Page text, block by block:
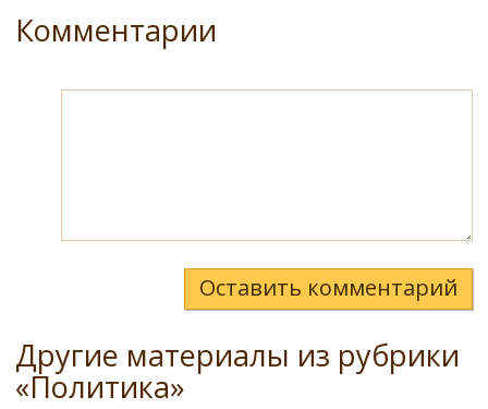
Комментарии
Оставить комментарий
Другие материалы из рубрики
«Политика»